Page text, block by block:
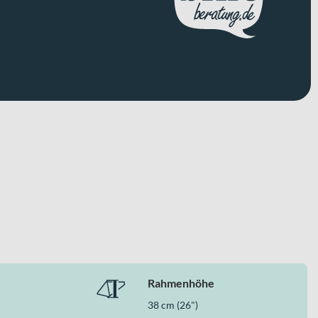
Bremsen und der stabile Aluminiumrahmen ergeben
Rahmenhöhe
38 cm (26")